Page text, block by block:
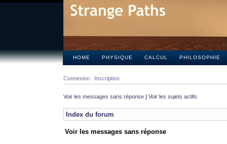
HOME PHYSIQUE CALCUL PHILOSOPHIE
Connexion Inscription
Voir les messages sans réponse | Voir les sujets actifs
Index du forum
Voir les messages sans réponse